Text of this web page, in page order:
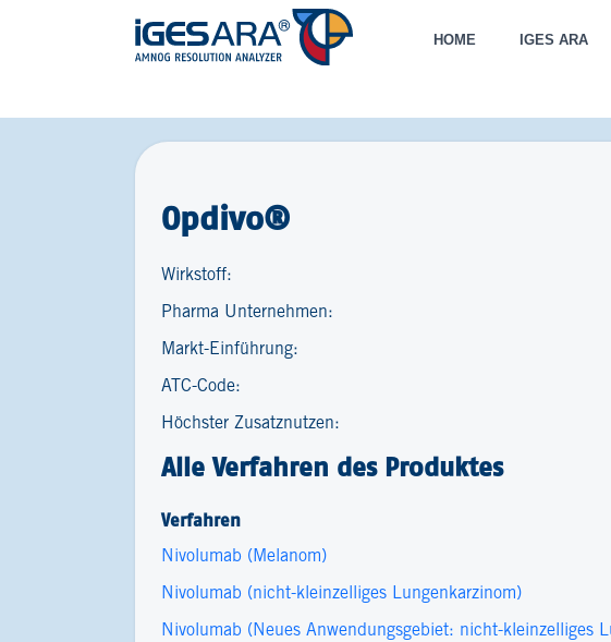
HOME IGES ARA
Opdivo®
Wirkstoff:
Pharma Unternehmen:
Markt-Einführung:
ATC-Code:
Höchster Zusatznutzen:
Alle Verfahren des Produktes
Verfahren
Nivolumab (Melanom)
Nivolumab (nicht-kleinzelliges Lungenkarzinom)
Nivolumab (Neues Anwendungsgebiet: nicht-kleinzelliges